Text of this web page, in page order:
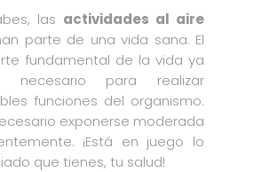
las actividades al aire
parte de una vida sana. El
fundamental de la vida ya
para realizar
funciones del organismo.
exponerse moderada
¡Está en juego lo
que tienes, tu salud!